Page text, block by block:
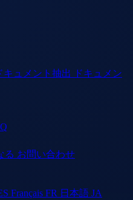
キュメント抽出
ドキュメン
る お問い合わせ
Français FR 日本語 JA